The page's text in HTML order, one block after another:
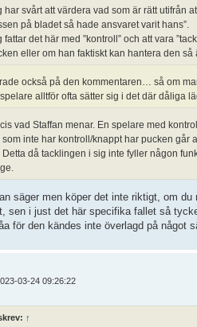
har svårt att värdera vad som är rätt utifrån
på bladet så hade ansvaret varit hans”.
fattar det här med ”kontroll” och att vara
eller om han faktiskt kan hantera den så
också på den kommentaren… så om
alltför ofta sätter sig i det där dåliga
vad Staffan menar. En spelare med
som inte har kontroll/knappt har pucken går
då tacklingen i sig inte fyller någon
säger men köper det inte riktigt, om
sen i just det här specifika fallet så
för den kändes inte överlagd på något
03-24 09:26:22
↑